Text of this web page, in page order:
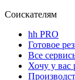
Соискателям
hh PRO
Готовое
Все
Хочу у вас